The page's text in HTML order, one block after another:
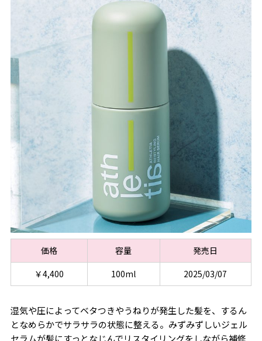
価格 容量
発売日
￥4,400
100ml 2025/03/07
湿気や圧によってベタつきやうねりが発生した髪を、するん
となめらかでサラサラの状態に整える。みずみずしいジェル